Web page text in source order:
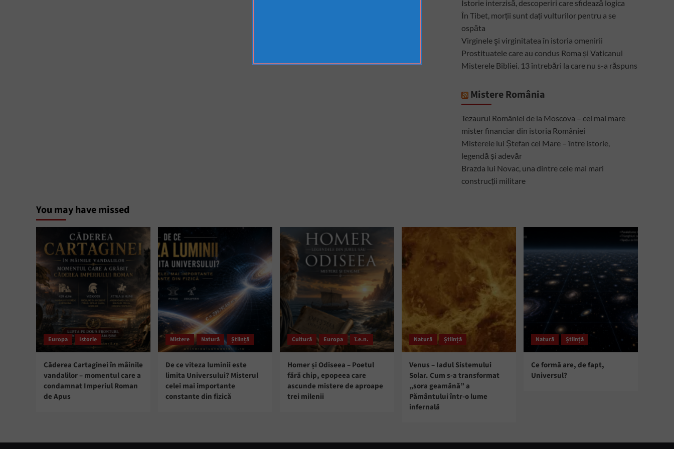
Istorie interzisă, descoperiri care sfidează logica
În Tibet, morții sunt dați vulturilor pentru a se
ospăta
Virginele şi virginitatea în istoria omenirii
Prostituatele care au condus Roma și Vaticanul
Misterele Bibliei. 13 întrebări la care nu s-a răspuns
Mistere România
Tezaurul României de la Moscova – cel mai mare
mister financiar din istoria României
Misterele lui Ștefan cel Mare – între istorie,
legendă și adevăr
Brazda lui Novac, una dintre cele mai mari
construcții militare
You may have missed
Europa Istorie
Căderea Cartaginei în mâinile
vandalilor – momentul care a
condamnat Imperiul Roman
de Apus
Mistere Natură Știință
De ce viteza luminii este
limita Universului? Misterul
celei mai importante
constante din fizică
Cultură Europa î.e.n.
Homer și Odiseea – Poetul
fără chip, epopeea care
ascunde mistere de aproape
trei milenii
Natură Știință
Venus – Iadul Sistemului
Solar. Cum s-a transformat
„sora geamănă” a
Pământului într-o lume
infernală
Natură Știință
Ce formă are, de fapt,
Universul?